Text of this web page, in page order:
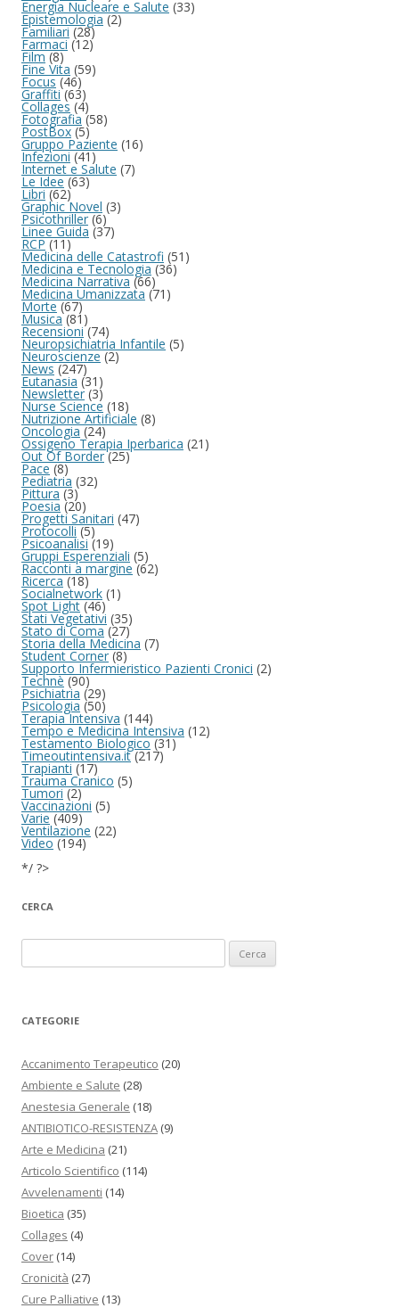
Energia Nucleare e Salute (33)
Epistemologia(2)
Familiari(28)
Farmaci(12)
Film(8)
Fine Vita (59)
Focus(46)
Graffiti(63)
Collages (4)
Fotografia (58)
PostBox(5)
Gruppo Paziente (16)
Infezioni(41)
Internet e Salute (7)
Le Idee(63)
Libri(62)
Graphic Novel (3)
Psicothriller(6)
Linee Guida (37)
RCP(11)
Medicina delle Catastrofi (51)
Medicina e Tecnologia(36)
Medicina Narrativa(66)
Medicina Umanizzata (71)
Morte(67)
Musica(81)
Recensioni(74)
Neuropsichiatria Infantile (5)
Neuroscienze(2)
News(247)
Eutanasia (31)
Newsletter (3)
Nurse Science (18)
Nutrizione Artificiale (8)
Oncologia(24)
Ossigeno Terapia Iperbarica (21)
Out Of Border(25)
Pace(8)
Pediatria (32)
Pittura(3)
Poesia (20)
Progetti Sanitari (47)
Protocolli(5)
Psicoanalisi (19)
Gruppi Esperenziali (5)
Racconti a margine (62)
Ricerca(18)
Socialnetwork (1)
Spot Light(46)
Stati Vegetativi (35)
Stato di Coma(27)
Storia della Medicina (7)
Student Corner(8)
Supporto Infermieristico Pazienti Cronici (2)
Technè(90)
Psichiatria (29)
Psicologia (50)
Terapia Intensiva (144)
Tempo e Medicina Intensiva (12)
Testamento Biologico(31)
Timeoutintensiva.it(217)
Trapianti(17)
Trauma Cranico (5)
Tumori(2)
Vaccinazioni (5)
Varie(409)
Ventilazione (22)
Video(194)
*/ ?>
CERCA
CATEGORIE
Accanimento Terapeutico (20)
Ambiente e Salute (28)
Anestesia Generale (18)
ANTIBIOTICO-RESISTENZA (9)
Arte e Medicina (21)
Articolo Scientifico (114)
Avvelenamenti (14)
Bioetica (35)
Collages (4)
Cover (14)
Cronicità (27)
Cure Palliative (13)